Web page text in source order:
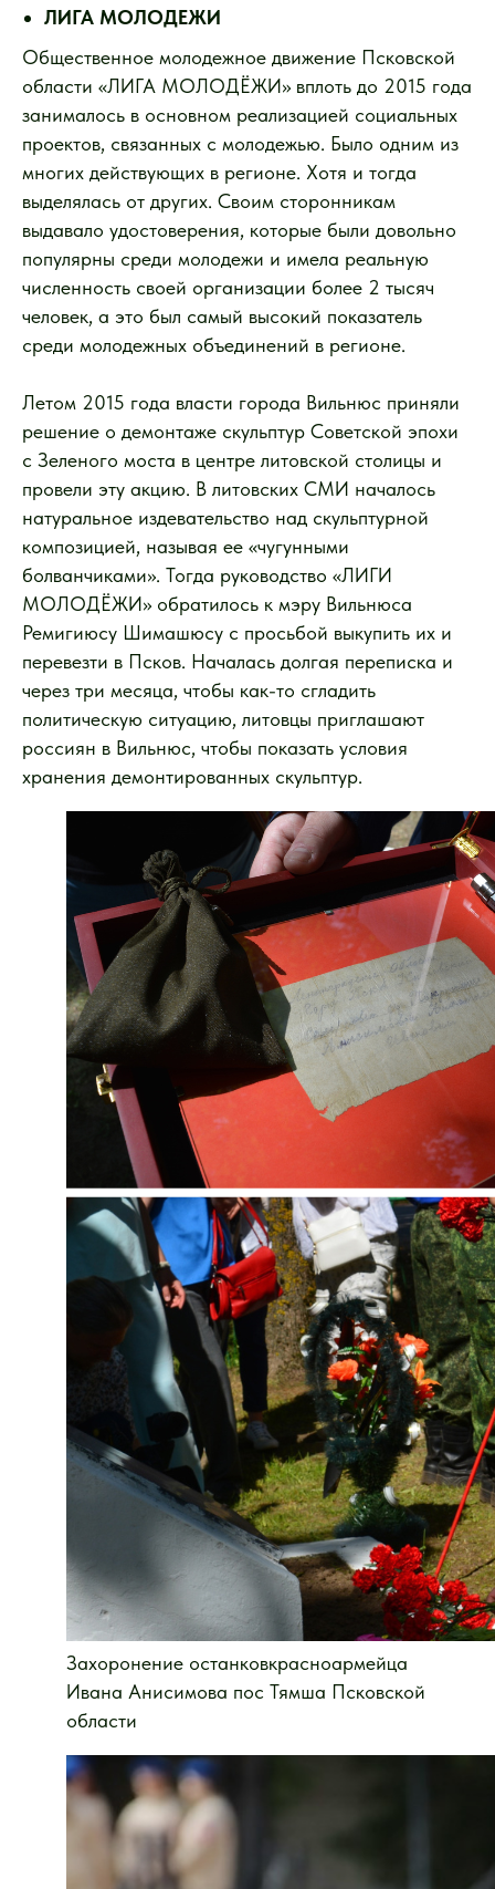
ЛИГА МОЛОДЕЖИ
Общественное молодежное движение Псковской
области «ЛИГА МОЛОДЁЖИ» вплоть до 2015 года
занималось в основном реализацией социальных
проектов, связанных с молодежью. Было одним из
многих действующих в регионе. Хотя и тогда
выделялась от других. Своим сторонникам
выдавало удостоверения, которые были довольно
популярны среди молодежи и имела реальную
численность своей организации более 2 тысяч
человек, а это был самый высокий показатель
среди молодежных объединений в регионе.
Летом 2015 года власти города Вильнюс приняли
решение о демонтаже скульптур Советской эпохи
с Зеленого моста в центре литовской столицы и
провели эту акцию. В литовских СМИ началось
натуральное издевательство над скульптурной
композицией, называя ее «чугунными
болванчиками». Тогда руководство «ЛИГИ
МОЛОДЁЖИ» обратилось к мэру Вильнюса
Ремигиюсу Шимашюсу с просьбой выкупить их и
перевезти в Псков. Началась долгая переписка и
через три месяца, чтобы как-то сгладить
политическую ситуацию, литовцы приглашают
россиян в Вильнюс, чтобы показать условия
хранения демонтированных скульптур.
Захоронение останковкрасноармейца
Ивана Анисимова пос Тямша Псковской
области